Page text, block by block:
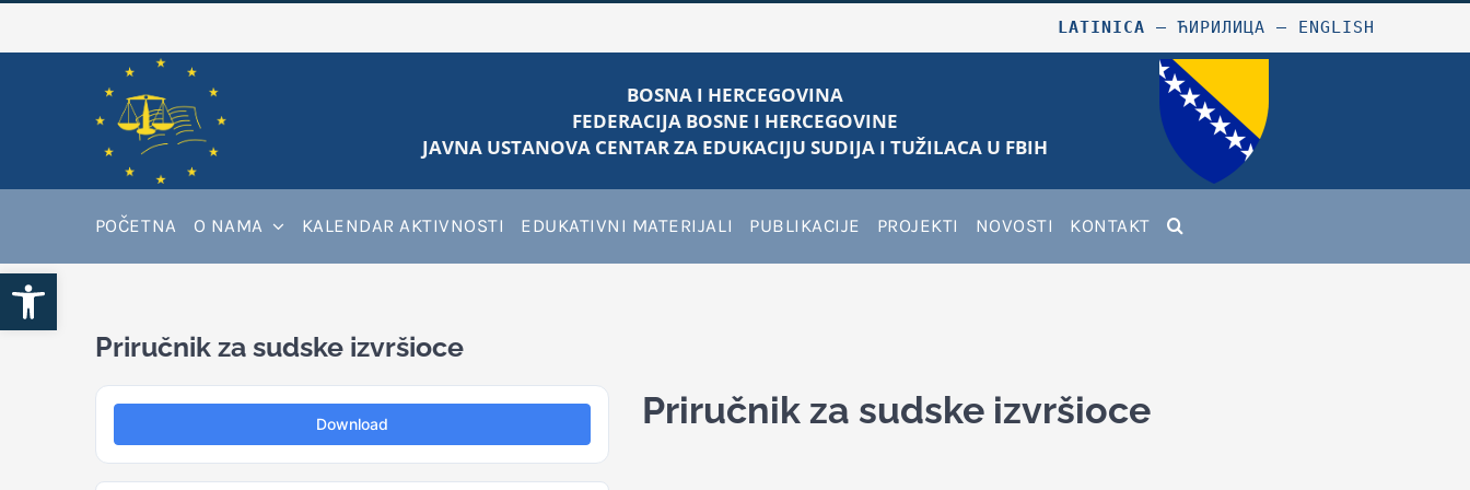
Open toolbar
LATINICA –ЋИРИЛИЦА – ENGLISH
BOSNA I HERCEGOVINA
FEDERACIJA BOSNE I HERCEGOVINE
JAVNA USTANOVA CENTAR ZA EDUKACIJU SUDIJA I TUŽILACA U FBIH
POČETNA O NAMA KALENDAR AKTIVNOSTI EDUKATIVNI MATERIJALI PUBLIKACIJE PROJEKTI NOVOSTI KONTAKT
Priručnik za sudske izvršioce
Download Priručnik za sudske izvršioce